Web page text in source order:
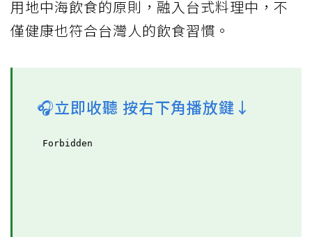
用地中海飲食的原則，融入台式料理中，不
僅健康也符合台灣人的飲食習慣。
🎧立即收聽 按右下角播放鍵↓